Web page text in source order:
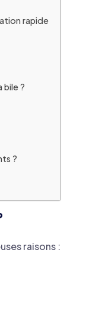
rapide
bile ?
?
raisons :